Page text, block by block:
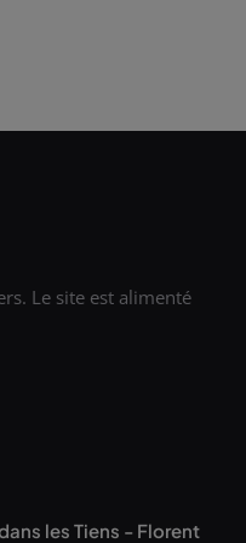
Le site est alimenté
les Tiens - Florent